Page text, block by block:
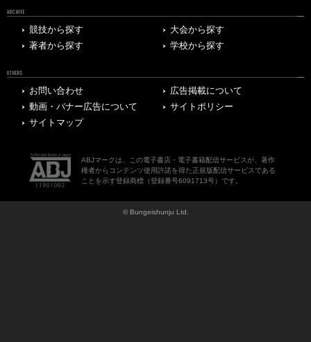
ARCHIVE
競技から探す
大会から探す
著者から探す
学校から探す
OTHERS
お問い合わせ
広告掲載について
動画・バナー広告について
サイトポリシー
サイトマップ
ABJマークは、この電子書店・電子書籍配信サービスが、著作
権者からコンテンツ使用許諾を得た正規版配信サービスである
ことを示す登録商標（登録番号6091713号）です。
© Bungeishunju Ltd.